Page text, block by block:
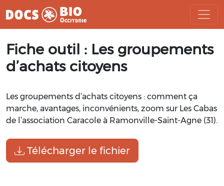
au
contenu
Fiche outil : Les groupements
d’achats citoyens
Les groupements d’achats citoyens : comment ça
marche, avantages, inconvénients, zoom sur Les Cabas
de l’association Caracole à Ramonville-Saint-Agne (31).
Télécharger le fichier